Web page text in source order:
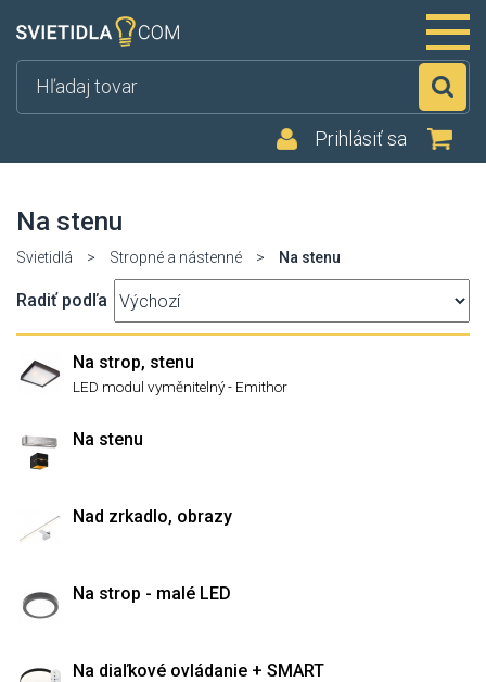
Prihlásiť sa
Na stenu
Svietidlá > Stropné a nástenné > Na stenu
Radiť podľa
Na strop, stenu
LED modul vyměnitelný - Emithor
Na stenu
Nad zrkadlo, obrazy
Na strop - malé LED
Na diaľkové ovládanie + SMART